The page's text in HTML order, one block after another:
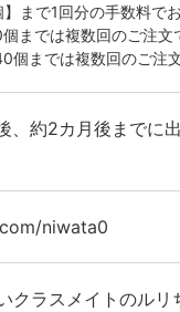
まで1回分の手数料で
までは複数回のご注文
個までは複数回のご注
、約2カ月後までに
niwata0
クラスメイトのル